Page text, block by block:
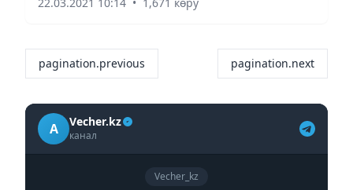
pagination.previous pagination.next
A Vecher.kz
канал
Vecher_kz